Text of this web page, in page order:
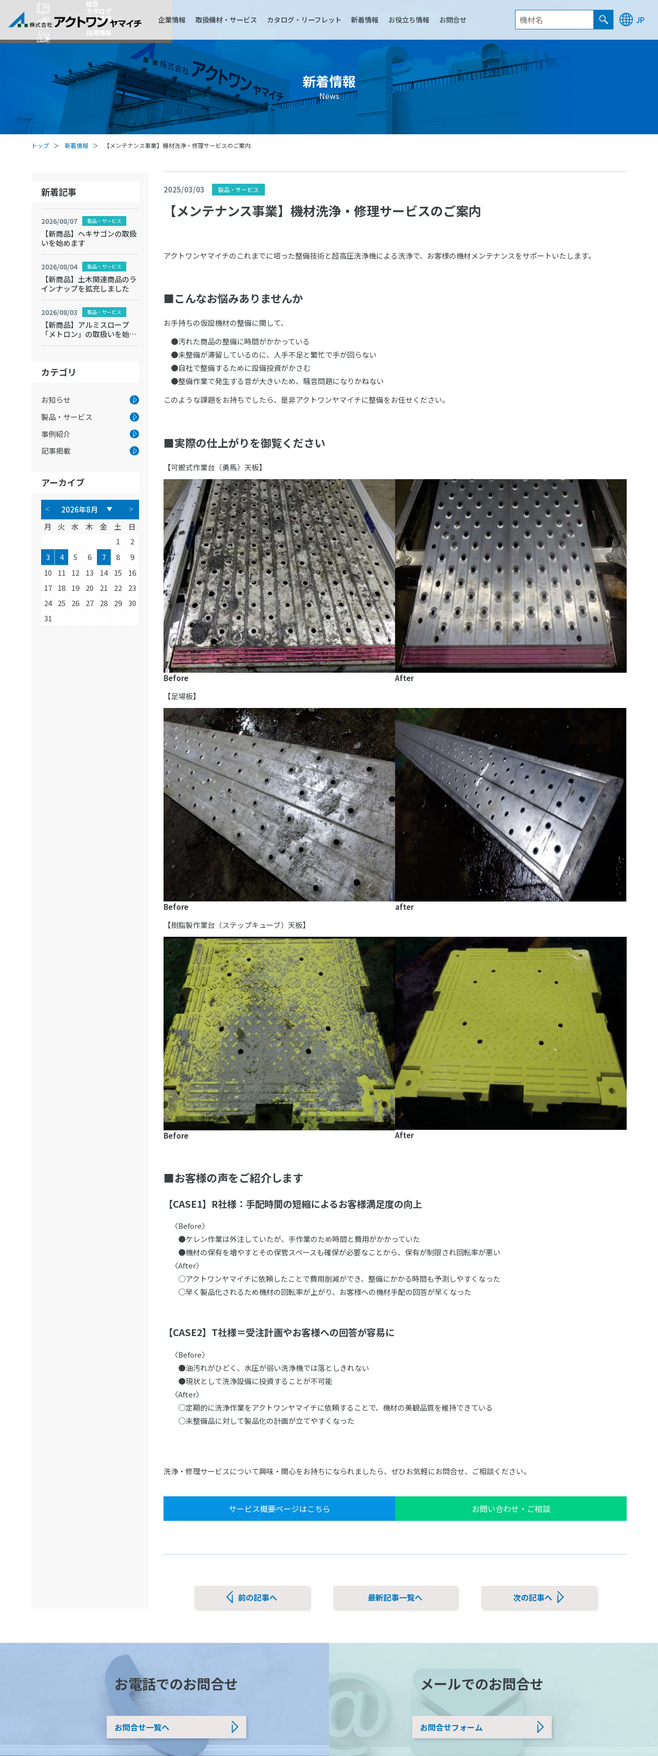
総合
カタログ
拠点情報
採用情報
企業情報 取扱機材・サービス カタログ・リーフレット 新着情報 お役立ち情報 お問合せ JP
新着情報
News
トップ 新着情報 【メンテナンス事業】機材洗浄・修理サービスのご案内
2025/03/03 製品・サービス
【メンテナンス事業】機材洗浄・修理サービスのご案内
アクトワンヤマイチのこれまでに培った整備技術と超高圧洗浄機による洗浄で、お客様の機材メンテナンスをサポートいたします。
■こんなお悩みありませんか
お手持ちの仮設機材の整備に関して、
●汚れた商品の整備に時間がかかっている
●未整備が滞留しているのに、人手不足と繁忙で手が回らない
●自社で整備するために設備投資がかさむ
●整備作業で発生する音が大きいため、騒音問題になりかねない
このような課題をお持ちでしたら、是非アクトワンヤマイチに整備をお任せください。
■実際の仕上がりを御覧ください
【可搬式作業台（勇馬）天板】
Before
After
【足場板】
Before
after
【樹脂製作業台（ステップキューブ）天板】
Before After
■お客様の声をご紹介します
【CASE1】R社様：手配時間の短縮によるお客様満足度の向上
〈Before〉
●ケレン作業は外注していたが、手作業のため時間と費用がかかっていた
●機材の保有を増やすとその保管スペースも確保が必要なことから、保有が制限され回転率が悪い
〈After〉
○アクトワンヤマイチに依頼したことで費用削減ができ、整備にかかる時間も予測しやすくなった
○早く製品化されるため機材の回転率が上がり、お客様への機材手配の回答が早くなった
【CASE2】T社様＝受注計画やお客様への回答が容易に
〈Before〉
●油汚れがひどく、水圧が弱い洗浄機では落としきれない
●現状として洗浄設備に投資することが不可能
〈After〉
○定期的に洗浄作業をアクトワンヤマイチに依頼することで、機材の美観品質を維持できている
○未整備品に対して製品化の計画が立てやすくなった
洗浄・修理サービスについて興味・関心をお持ちになられましたら、ぜひお気軽にお問合せ、ご相談ください。
サービス概要ページはこちら お問い合わせ・ご相談
前の記事へ 最新記事一覧へ 次の記事へ
新着記事
2026/08/07 製品・サービス
【新商品】ヘキサゴンの取扱
いを始めます
2026/08/04 製品・サービス
【新商品】土木関連商品のラ
インナップを拡充しました
2026/08/03 製品・サービス
【新商品】アルミスロープ
「メトロン」の取扱いを始め
ます
カテゴリ
お知らせ
製品・サービス
事例紹介
記事掲載
アーカイブ
月 火 水 木 金 土
日
1
2
3
4 5 6 7 8
9
10
11 12 13 14 15
16
17
18 19 20 21 22
23
24
25 26 27 28 29
30
31
お電話でのお問合せ
お問合せ一覧へ
メールでのお問合せ
お問合せフォーム